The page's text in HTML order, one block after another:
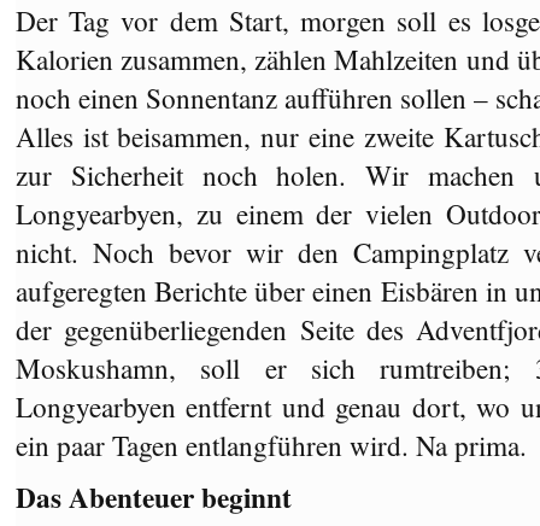
Der Tag vor dem Start, morgen soll es
Kalorien zusammen, zählen Mahlzeiten und
noch einen Sonnentanz aufführen sollen –
Alles ist beisammen, nur eine zweite
zur Sicherheit noch holen. Wir
Longyearbyen, zu einem der vielen
nicht. Noch bevor wir den Campingplatz
aufgeregten Berichte über einen Eisbären in
der gegenüberliegenden Seite des
Moskushamn, soll er sich
Longyearbyen entfernt und genau dort, wo
ein paar Tagen entlangführen wird. Na prima.
Das Abenteuer beginnt